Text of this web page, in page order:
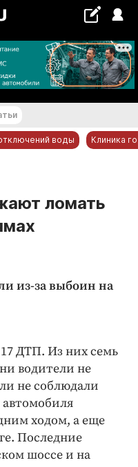
°С
воды Клиника
ломать
из-за выбоин на
ДТП. Из них семь
водители не
не соблюдали
ходом, а еще
Последние
шоссе и на